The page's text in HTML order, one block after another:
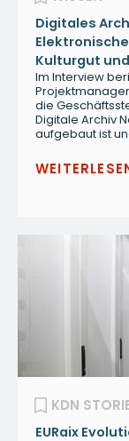
Digitales
Kulturgut
Im Interview
die
Digitale Archiv
aufgebaut ist
KDN
EURaix